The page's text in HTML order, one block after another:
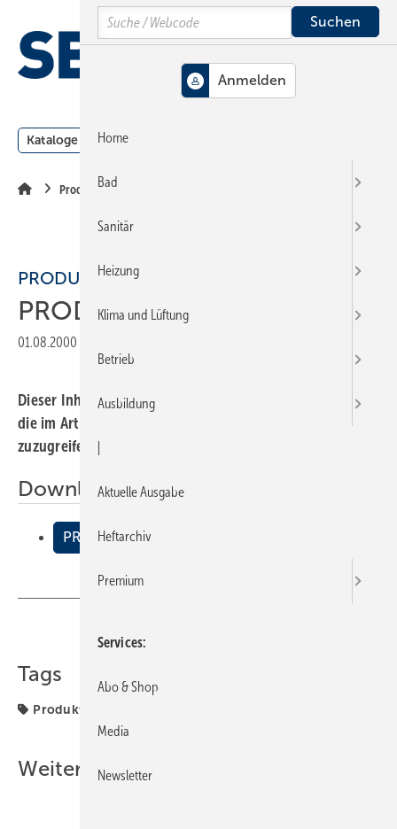
Hauptinhalt
Hauptmenü
SiteSearch
Kataloge Meldungen
Produkte
PRODUKTE
PRODUKTE
01.08.2000
Dieser Inhalt liegt nur als PDF-Datei vor. Bitte öffnen Sie
die im Artikel verlinkte Datei, um auf den Inhalt
zuzugreifen.
Downloads:
PRODUKTE
Tags
Produkte
Weitere Inhalte
Search
Home
Bad
Sanitär
Heizung
Klima und Lüftung
Betrieb
Ausbildung
Aktuelle Ausgabe
Heftarchiv
Premium
Services
Abo & Shop
Media
Newsletter